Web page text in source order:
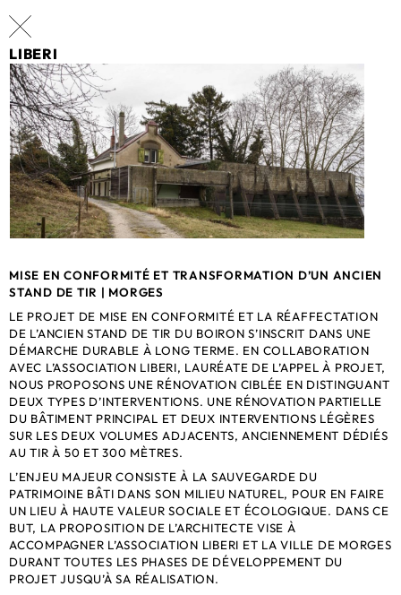
LIBERI
MISE EN CONFORMITÉ ET TRANSFORMATION D’UN ANCIEN
STAND DE TIR | MORGES
LE PROJET DE MISE EN CONFORMITÉ ET LA RÉAFFECTATION
DE L’ANCIEN STAND DE TIR DU BOIRON S’INSCRIT DANS UNE
DÉMARCHE DURABLE À LONG TERME. EN COLLABORATION
AVEC L’ASSOCIATION LIBERI, LAURÉATE DE L’APPEL À PROJET,
NOUS PROPOSONS UNE RÉNOVATION CIBLÉE EN DISTINGUANT
DEUX TYPES D’INTERVENTIONS. UNE RÉNOVATION PARTIELLE
DU BÂTIMENT PRINCIPAL ET DEUX INTERVENTIONS LÉGÈRES
SUR LES DEUX VOLUMES ADJACENTS, ANCIENNEMENT DÉDIÉS
AU TIR À 50 ET 300 MÈTRES.
L’ENJEU MAJEUR CONSISTE À LA SAUVEGARDE DU
PATRIMOINE BÂTI DANS SON MILIEU NATUREL, POUR EN FAIRE
UN LIEU À HAUTE VALEUR SOCIALE ET ÉCOLOGIQUE. DANS CE
BUT, LA PROPOSITION DE L’ARCHITECTE VISE À
ACCOMPAGNER L’ASSOCIATION LIBERI ET LA VILLE DE MORGES
DURANT TOUTES LES PHASES DE DÉVELOPPEMENT DU
PROJET JUSQU’À SA RÉALISATION.